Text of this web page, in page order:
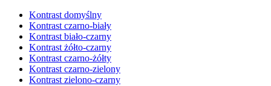
Kontrast domyślny
Kontrast czarno-biały
Kontrast biało-czarny
Kontrast żółto-czarny
Kontrast czarno-żółty
Kontrast czarno-zielony
Kontrast zielono-czarny